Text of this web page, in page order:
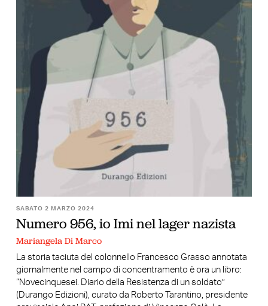
SABATO 2 MARZO 2024
Numero 956, io Imi nel lager nazista
Mariangela Di Marco
La storia taciuta del colonnello Francesco Grasso annotata
giornalmente nel campo di concentramento è ora un libro:
“Novecinquesei. Diario della Resistenza di un soldato”
(Durango Edizioni), curato da Roberto Tarantino, presidente